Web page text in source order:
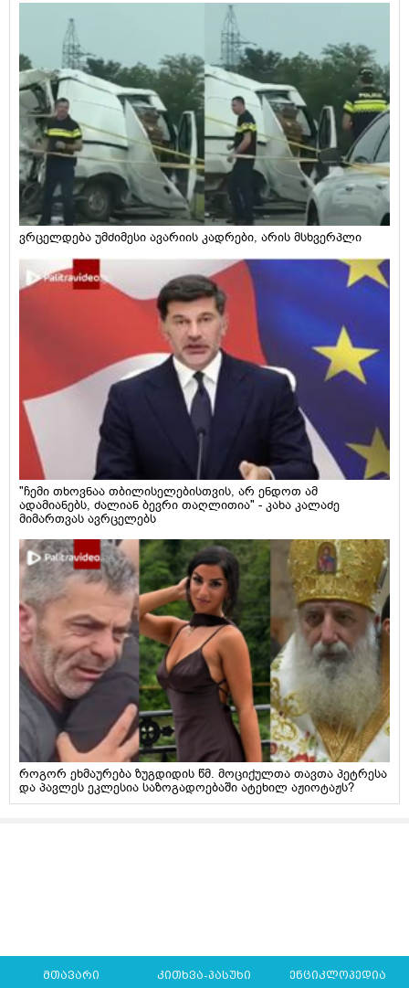
ვრცელდება უმძიმესი ავარიის კადრები, არის მსხვერპლი
"ჩემი თხოვნაა თბილისელებისთვის, არ ენდოთ ამ
ადამიანებს, ძალიან ბევრი თაღლითია" - კახა კალაძე
მიმართვას ავრცელებს
როგორ ეხმაურება ზუგდიდის წმ. მოციქულთა თავთა პეტრესა
და პავლეს ეკლესია საზოგადოებაში ატეხილ აჟიოტაჟს?
მთავარი კითხვა-პასუხი ენციკლოპედია